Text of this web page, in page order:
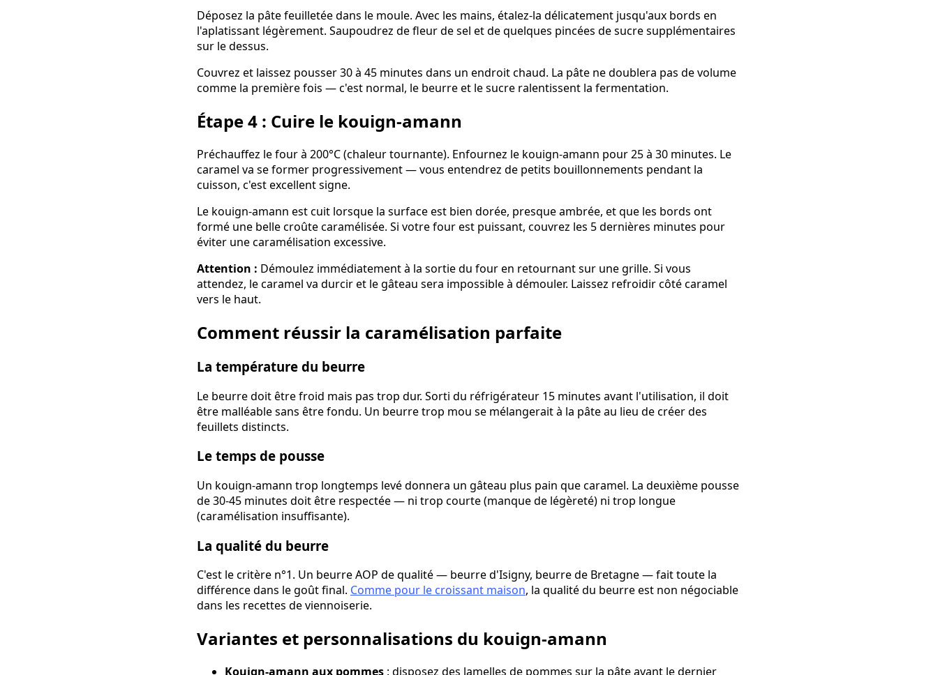
Déposez la pâte feuilletée dans le moule. Avec les mains, étalez-la délicatement jusqu'aux bords en
l'aplatissant légèrement. Saupoudrez de fleur de sel et de quelques pincées de sucre supplémentaires
sur le dessus.
Couvrez et laissez pousser 30 à 45 minutes dans un endroit chaud. La pâte ne doublera pas de volume
comme la première fois — c'est normal, le beurre et le sucre ralentissent la fermentation.
Étape 4 : Cuire le kouign-amann
Préchauffez le four à 200°C (chaleur tournante). Enfournez le kouign-amann pour 25 à 30 minutes. Le
caramel va se former progressivement — vous entendrez de petits bouillonnements pendant la
cuisson, c'est excellent signe.
Le kouign-amann est cuit lorsque la surface est bien dorée, presque ambrée, et que les bords ont
formé une belle croûte caramélisée. Si votre four est puissant, couvrez les 5 dernières minutes pour
éviter une caramélisation excessive.
Attention : Démoulez immédiatement à la sortie du four en retournant sur une grille. Si vous
attendez, le caramel va durcir et le gâteau sera impossible à démouler. Laissez refroidir côté caramel
vers le haut.
Comment réussir la caramélisation parfaite
La température du beurre
Le beurre doit être froid mais pas trop dur. Sorti du réfrigérateur 15 minutes avant l'utilisation, il doit
être malléable sans être fondu. Un beurre trop mou se mélangerait à la pâte au lieu de créer des
feuillets distincts.
Le temps de pousse
Un kouign-amann trop longtemps levé donnera un gâteau plus pain que caramel. La deuxième pousse
de 30-45 minutes doit être respectée — ni trop courte (manque de légèreté) ni trop longue
(caramélisation insuffisante).
La qualité du beurre
C'est le critère n°1. Un beurre AOP de qualité — beurre d'Isigny, beurre de Bretagne — fait toute la
différence dans le goût final. Comme pour le croissant maison, la qualité du beurre est non négociable
dans les recettes de viennoiserie.
Variantes et personnalisations du kouign-amann
Kouign-amann aux pommes : disposez des lamelles de pommes sur la pâte avant le dernier